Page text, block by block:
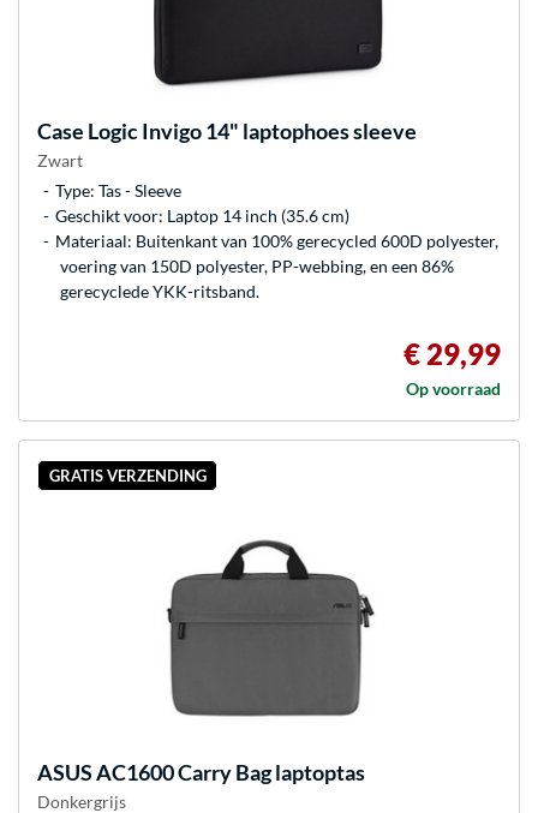
Case LogicInvigo 14" laptophoes sleeve
Zwart
Type: Tas - Sleeve
Geschikt voor: Laptop 14 inch (35.6 cm)
Materiaal: Buitenkant van 100% gerecycled 600D polyester,
voering van 150D polyester, PP-webbing, en een 86%
gerecyclede YKK-ritsband.
€ 29,99
Op voorraad
GRATIS VERZENDING
ASUSAC1600 Carry Bag laptoptas
Donkergrijs